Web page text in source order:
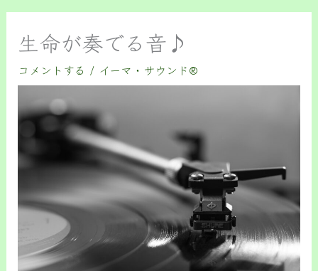
ー
生命が奏でる音♪
コメントする / イーマ・サウンド®️